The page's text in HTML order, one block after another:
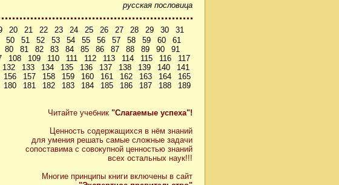
русская пословица
20 21 22 23 24 25 26 27 28 29 30
31
50 51 52 53 54 55 56 57 58 59 60
61
80 81 82 83 84 85 86 87 88 89 90
91
108 109 110 111 112 113 114 115 116
117
132 133 134 135 136 137 138 139 140
141
156 157 158 159 160 161 162 163 164
165
180 181 182 183 184 185 186 187 188
189
Читайте учебник "Слагаемые успеха"!
Ценность содержащихся в нём знаний
для умения решать самые сложные задачи
сопоставима с совокупной ценностью знаний
всех остальных наук!!!
Многие принципы книги включены в сайт